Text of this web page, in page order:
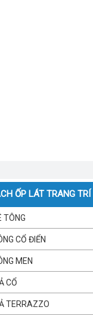
ỐP LÁT TRANG TRÍ
TÔNG
CỔ ĐIỂN
MEN
CỔ
TERRAZZO